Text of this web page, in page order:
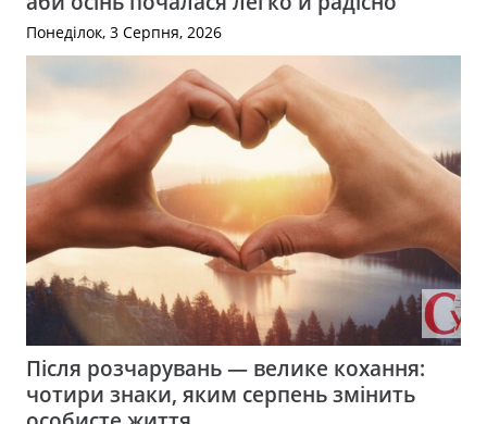
Понеділок, 3 Серпня, 2026
Після розчарувань — велике кохання:
чотири знаки, яким серпень змінить